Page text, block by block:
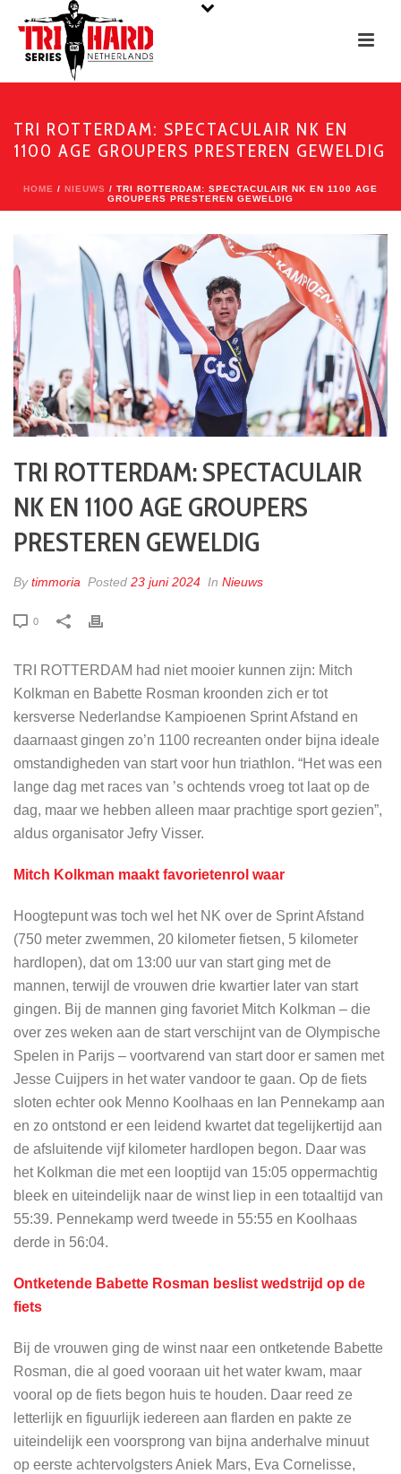
TRI ROTTERDAM: SPECTACULAIR NK EN
1100 AGE GROUPERS PRESTEREN GEWELDIG
HOME / NIEUWS / TRI ROTTERDAM: SPECTACULAIR NK EN 1100 AGE
GROUPERS PRESTEREN GEWELDIG
TRI ROTTERDAM: SPECTACULAIR
NK EN 1100 AGE GROUPERS
PRESTEREN GEWELDIG
Bytimmoria Posted 23 juni 2024 In Nieuws
0
TRI ROTTERDAM had niet mooier kunnen zijn: Mitch
Kolkman en Babette Rosman kroonden zich er tot
kersverse Nederlandse Kampioenen Sprint Afstand en
daarnaast gingen zo’n 1100 recreanten onder bijna ideale
omstandigheden van start voor hun triathlon. “Het was een
lange dag met races van ’s ochtends vroeg tot laat op de
dag, maar we hebben alleen maar prachtige sport gezien”,
aldus organisator Jefry Visser.
Mitch Kolkman maakt favorietenrol waar
Hoogtepunt was toch wel het NK over de Sprint Afstand
(750 meter zwemmen, 20 kilometer fietsen, 5 kilometer
hardlopen), dat om 13:00 uur van start ging met de
mannen, terwijl de vrouwen drie kwartier later van start
gingen. Bij de mannen ging favoriet Mitch Kolkman – die
over zes weken aan de start verschijnt van de Olympische
Spelen in Parijs – voortvarend van start door er samen met
Jesse Cuijpers in het water vandoor te gaan. Op de fiets
sloten echter ook Menno Koolhaas en Ian Pennekamp aan
en zo ontstond er een leidend kwartet dat tegelijkertijd aan
de afsluitende vijf kilometer hardlopen begon. Daar was
het Kolkman die met een looptijd van 15:05 oppermachtig
bleek en uiteindelijk naar de winst liep in een totaaltijd van
55:39. Pennekamp werd tweede in 55:55 en Koolhaas
derde in 56:04.
Ontketende Babette Rosman beslist wedstrijd op de
fiets
Bij de vrouwen ging de winst naar een ontketende Babette
Rosman, die al goed vooraan uit het water kwam, maar
vooral op de fiets begon huis te houden. Daar reed ze
letterlijk en figuurlijk iedereen aan flarden en pakte ze
uiteindelijk een voorsprong van bijna anderhalve minuut
op eerste achtervolgsters Aniek Mars, Eva Cornelisse,